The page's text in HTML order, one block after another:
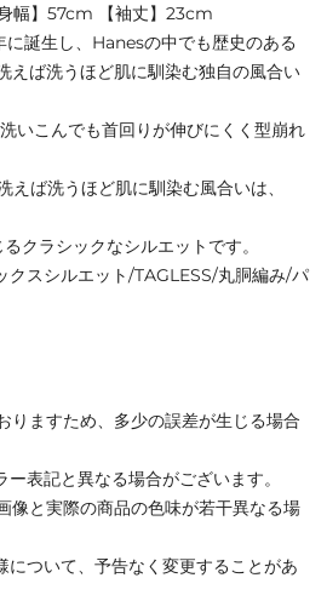
幅】57cm 【袖丈】23cm
誕生し、Hanesの中でも歴史のある
えば洗うほど肌に馴染む独自の風合い
いこんでも首回りが伸びにくく型崩れ
ば洗うほど肌に馴染む風合いは、
クラシックなシルエットです。
クスシルエット/TAGLESS/丸胴編み/パ
ますため、多少の誤差が生じる場合
表記と異なる場合がございます。
と実際の商品の色味が若干異なる場
ついて、予告なく変更することがあ